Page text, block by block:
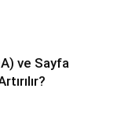
ve Sayfa